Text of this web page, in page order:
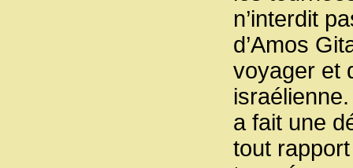
n’interdit
d’Amos
voyager et
a fait une
tout